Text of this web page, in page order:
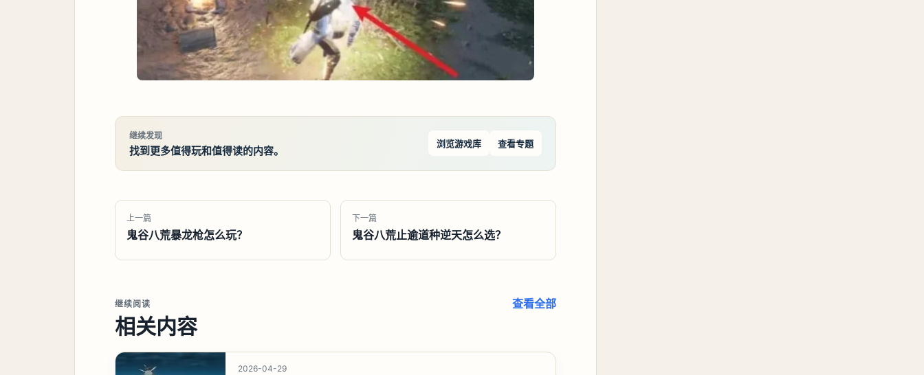
继续发现
找到更多值得玩和值得读的内容。
浏览游戏库 查看专题
上一篇
鬼谷八荒暴龙枪怎么玩？
下一篇
鬼谷八荒止逾道种逆天怎么选？
继续阅读
相关内容
查看全部
2026-04-29